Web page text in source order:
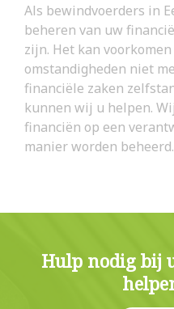
Als bewindvoerders in
beheren van uw
zijn. Het kan
omstandigheden niet
financiële zaken
kunnen wij u helpen.
financiën op een
manier worden beheerd.
Hulp nodig bij